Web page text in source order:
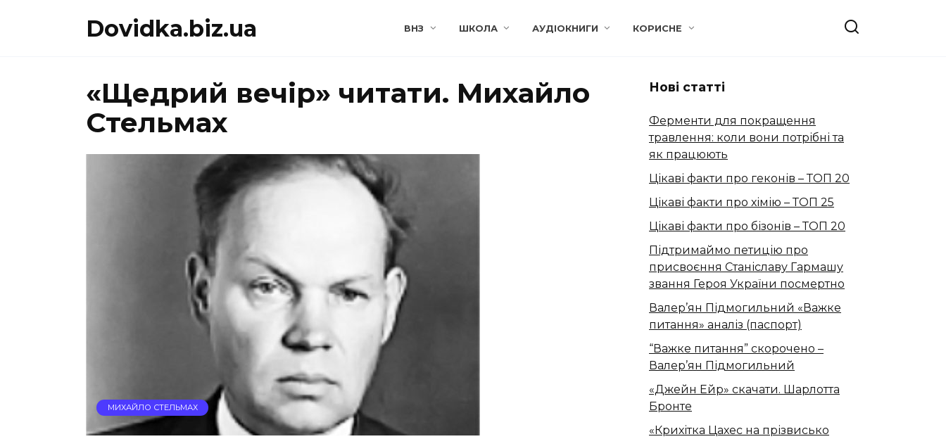
Dovidka.biz.ua ВНЗ ШКОЛА АУДІОКНИГИ КОРИСНЕ
«Щедрий вечір» читати. Михайло
Стельмах
МИХАЙЛО СТЕЛЬМАХ
Нові статті
Ферменти для покращення
травлення: коли вони потрібні та
як працюють
Цікаві факти про геконів – ТОП 20
Цікаві факти про хімію – ТОП 25
Цікаві факти про бізонів – ТОП 20
Підтримаймо петицію про
присвоєння Станіславу Гармашу
звання Героя України посмертно
Валер’ян Підмогильний «Важке
питання» аналіз (паспорт)
“Важке питання” скорочено –
Валер’ян Підмогильний
«Джейн Ейр» скачати. Шарлотта
Бронте
«Крихітка Цахес на прізвисько